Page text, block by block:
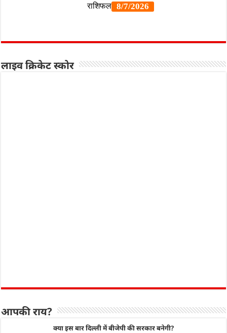
लाइव क्रिकेट स्कोर
आपकी राय?
क्या इस बार दिल्ली में बीजेपी की सरकार बनेगी?